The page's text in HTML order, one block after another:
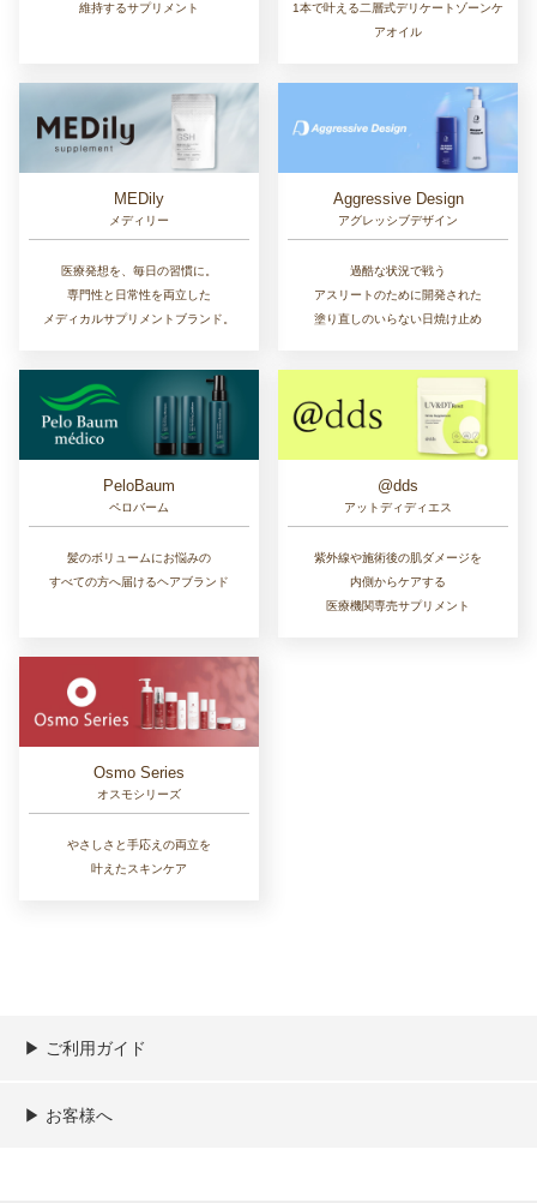
維持するサプリメント
1本で叶える二層式デリケートゾーンケ
アオイル
MEDily
メディリー
医療発想を、毎日の習慣に。
専門性と日常性を両立した
メディカルサプリメントブランド。
Aggressive Design
アグレッシブデザイン
過酷な状況で戦う
アスリートのために開発された
塗り直しのいらない日焼け止め
PeloBaum
ペロバーム
髪のボリュームにお悩みの
すべての方へ届けるヘアブランド
@dds
アットディディエス
紫外線や施術後の肌ダメージを
内側からケアする
医療機関専売サプリメント
Osmo Series
オスモシリーズ
やさしさと手応えの両立を
叶えたスキンケア
▶︎ ご利用ガイド
ご利用ガイド
決済／配送／送料について
取り扱い商品一覧
顧客情報の取扱について
特定商取引法の表記
▶︎ お客様へ